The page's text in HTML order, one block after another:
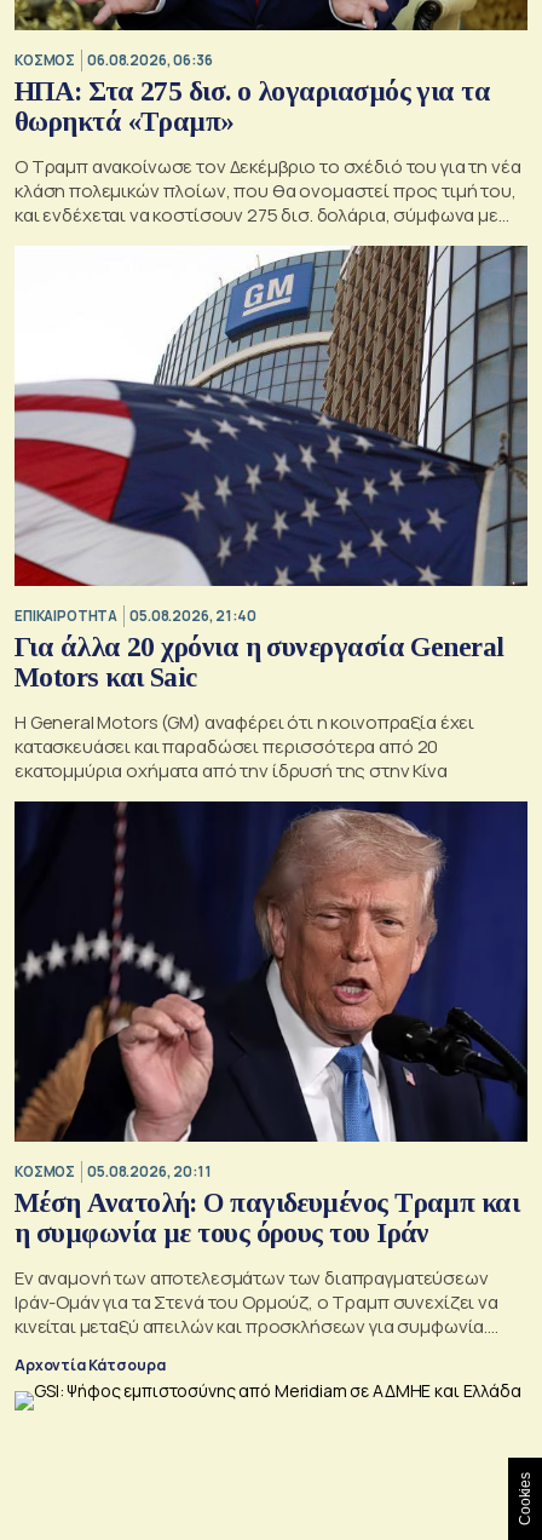
ΚΟΣΜΟΣ 06.08.2026, 06:36
ΗΠΑ: Στα 275 δισ. ο λογαριασμός για τα
θωρηκτά «Τραμπ»
Ο Τραμπ ανακοίνωσε τον Δεκέμβριο το σχέδιό του για τη νέα
κλάση πολεμικών πλοίων, που θα ονομαστεί προς τιμή του,
και ενδέχεται να κοστίσουν 275 δισ. δολάρια, σύμφωνα με
εκτιμήσεις του Κογκρέσου.
ΕΠΙΚΑΙΡΟΤΗΤΑ 05.08.2026, 21:40
Για άλλα 20 χρόνια η συνεργασία General
Motors και Saic
Η General Motors (GM) αναφέρει ότι η κοινοπραξία έχει
κατασκευάσει και παραδώσει περισσότερα από 20
εκατομμύρια οχήματα από την ίδρυσή της στην Κίνα
ΚΟΣΜΟΣ 05.08.2026, 20:11
Μέση Ανατολή: Ο παγιδευμένος Τραμπ και
η συμφωνία με τους όρους του Ιράν
Εν αναμονή των αποτελεσμάτων των διαπραγματεύσεων
Ιράν-Ομάν για τα Στενά του Ορμούζ, ο Τραμπ συνεχίζει να
κινείται μεταξύ απειλών και προσκλήσεων για συμφωνία.
Μουσκάτ και Τεχεράνη.
Αρχοντία Κάτσουρα
Cookies